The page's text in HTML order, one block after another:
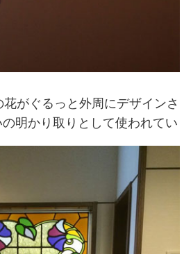
がぐるっと外周にデザインさ
明かり取りとして使われてい